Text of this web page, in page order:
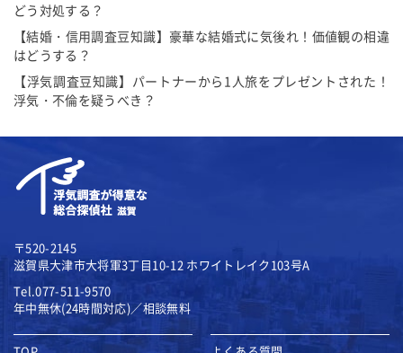
どう対処する？
【結婚・信用調査豆知識】豪華な結婚式に気後れ！価値観の相違
はどうする？
【浮気調査豆知識】パートナーから1人旅をプレゼントされた！
浮気・不倫を疑うべき？
〒520-2145
滋賀県大津市大将軍3丁目10-12 ホワイトレイク103号A
Tel.077-511-9570
年中無休(24時間対応)／相談無料